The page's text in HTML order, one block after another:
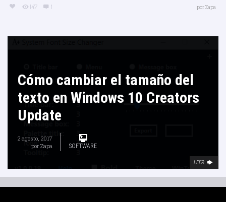
147 1 porZapa
Cómo cambiar el tamaño del
texto en Windows 10 Creators
Update
2 agosto, 2017
por Zapa SOFTWARE
LEER